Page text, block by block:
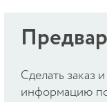
Cделать заказ
информацию